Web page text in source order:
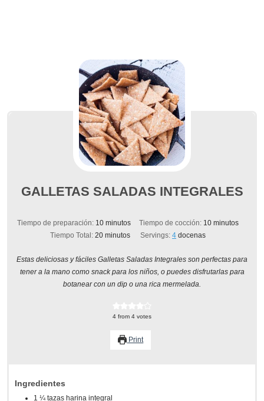
GALLETAS SALADAS INTEGRALES
Tiempo de preparación: 10minutos
minutos Tiempo de cocción: 10minutos
minutos
Tiempo Total: 20minutos
minutos Servings: 4 docenas
Estas deliciosas y fáciles Galletas Saladas Integrales son perfectas para
tener a la mano como snack para los niños, o puedes disfrutarlas para
botanear con un dip o una rica mermelada.
4 from 4 votes
Print
Ingredientes
1 ¼ tazas harina integral